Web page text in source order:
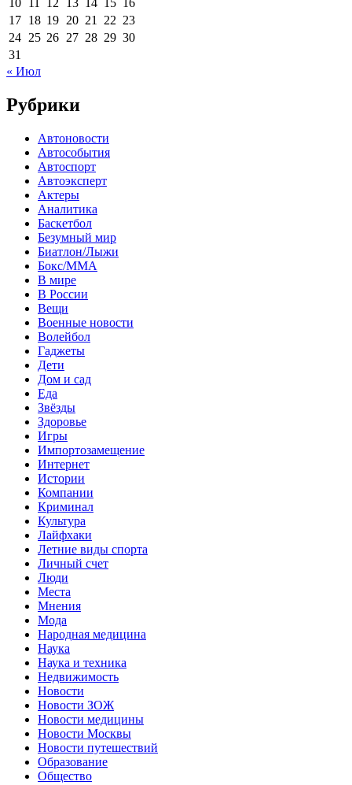
17 18 19 20 21 22 23
24 25 26 27 28 29 30
31
« Июл
Рубрики
Автоновости
Автособытия
Автоспорт
Автоэксперт
Актеры
Аналитика
Баскетбол
Безумный мир
Биатлон/Лыжи
Бокс/MMA
В мире
В России
Вещи
Военные новости
Волейбол
Гаджеты
Дети
Дом и сад
Еда
Звёзды
Здоровье
Игры
Импортозамещение
Интернет
Истории
Компании
Криминал
Культура
Лайфхаки
Летние виды спорта
Личный счет
Люди
Места
Мнения
Мода
Народная медицина
Наука
Наука и техника
Недвижимость
Новости
Новости ЗОЖ
Новости медицины
Новости Москвы
Новости путешествий
Образование
Общество